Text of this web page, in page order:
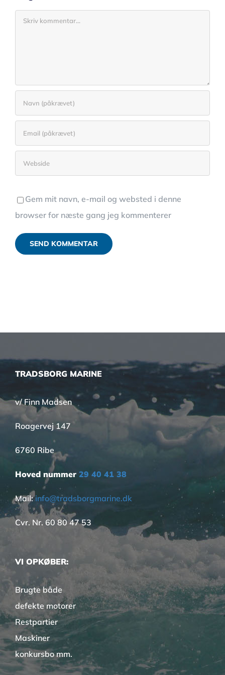
Comment
Gem mit navn, e-mail og websted i denne
browser for næste gang jeg kommenterer
TRADSBORG MARINE
v/ Finn Madsen
Roagervej 147
6760 Ribe
Hoved nummer 29 40 41 38
Mail:info@tradsborgmarine.dk
Cvr. Nr. 60 80 47 53
VI OPKØBER:
Brugte både
defekte motorer
Restpartier
Maskiner
konkursbo mm.